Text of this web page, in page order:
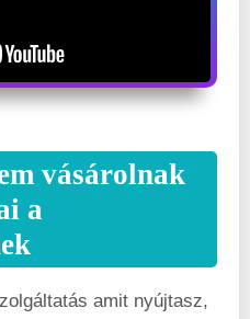
vásárolnak
a
amit nyújtasz,